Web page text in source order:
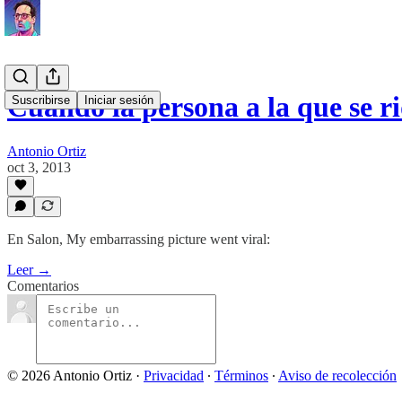
Suscribirse Iniciar sesión
Cuando la persona a la que se
Antonio Ortiz
oct 3, 2013
En Salon, My embarrassing picture went viral:
Leer →
Comentarios
© 2026 Antonio Ortiz · Privacidad ∙ Términos ∙ Aviso de recolección